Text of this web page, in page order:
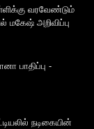
வரவேண்டும்
அறிவிப்பு
பாதிப்பு -
நடிகையின்